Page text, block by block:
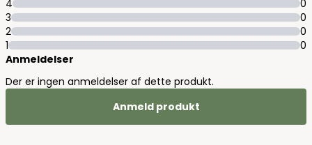
4
0
3
0
2
0
1
0
Anmeldelser
Der er ingen anmeldelser af dette produkt.
Anmeld produkt